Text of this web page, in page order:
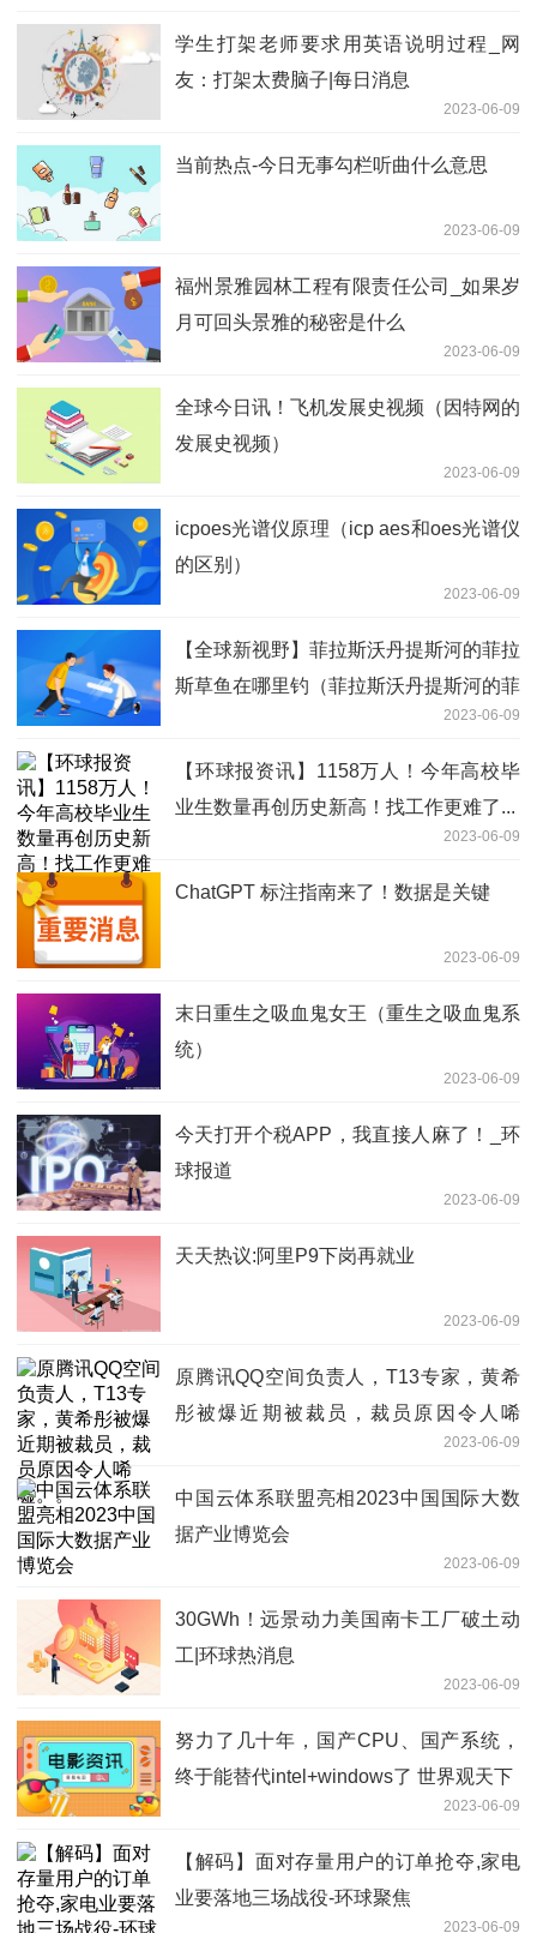
学生打架老师要求用英语说明过程_网
友：打架太费脑子|每日消息
2023-06-09
当前热点-今日无事勾栏听曲什么意思
2023-06-09
福州景雅园林工程有限责任公司_如果岁
月可回头景雅的秘密是什么
2023-06-09
全球今日讯！飞机发展史视频（因特网的
发展史视频）
2023-06-09
icpoes光谱仪原理（icp aes和oes光谱仪
的区别）
2023-06-09
【全球新视野】菲拉斯沃丹提斯河的菲拉
斯草鱼在哪里钓（菲拉斯沃丹提斯河的菲
2023-06-09
【环球报资讯】1158万人！今年高校毕
业生数量再创历史新高！找工作更难了...
2023-06-09
ChatGPT 标注指南来了！数据是关键
2023-06-09
末日重生之吸血鬼女王（重生之吸血鬼系
统）
2023-06-09
今天打开个税APP，我直接人麻了！_环
球报道
2023-06-09
天天热议:阿里P9下岗再就业
2023-06-09
原腾讯QQ空间负责人，T13专家，黄希
彤被爆近期被裁员，裁员原因令人唏
2023-06-09
中国云体系联盟亮相2023中国国际大数
据产业博览会
2023-06-09
30GWh！远景动力美国南卡工厂破土动
工|环球热消息
2023-06-09
努力了几十年，国产CPU、国产系统，
终于能替代intel+windows了 世界观天下
2023-06-09
【解码】面对存量用户的订单抢夺,家电
业要落地三场战役-环球聚焦
2023-06-09